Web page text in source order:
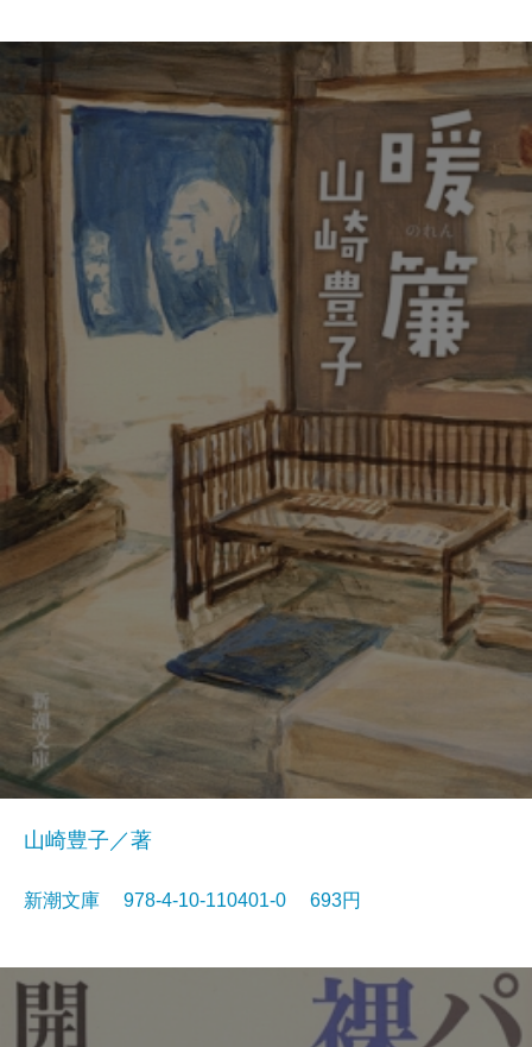
山崎豊子／著
新潮文庫 978-4-10-110401-0 693円